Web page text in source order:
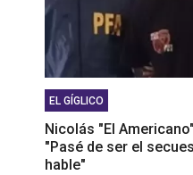
EL GÍGLICO
Nicolás "El
"Pasé de ser el
hable"